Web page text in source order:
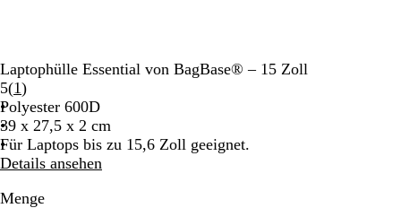
Laptophülle Essential von BagBase® – 15 Zoll
5(1Bewertungen
1
lesen
)
Polyester 600D
39 x 27,5 x 2 cm
Für Laptops bis zu 15,6 Zoll geeignet.
Details ansehen
Menge